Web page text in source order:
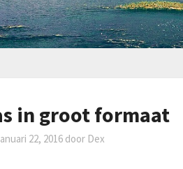
in groot formaat
22, 2016 door Dex